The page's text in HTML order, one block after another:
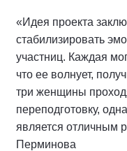
«Идея проекта
стабилизировать
участниц. Каждая
что ее волнует,
три женщины
переподготовку,
является отличным
Перминова